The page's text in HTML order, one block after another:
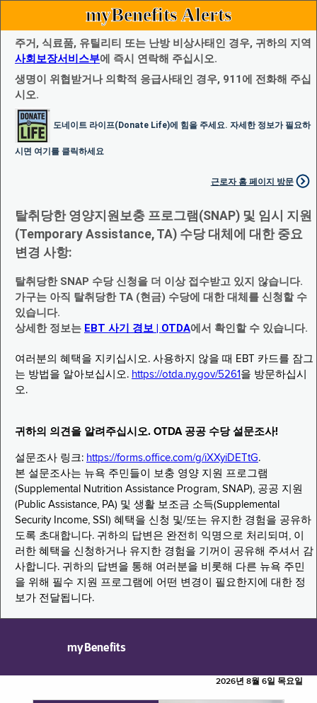
myBenefits Alerts
주거, 식료품, 유틸리티 또는 난방 비상사태인 경우, 귀하의 지역
사회보장서비스부에 즉시 연락해 주십시오.
생명이 위협받거나 의학적 응급사태인 경우, 911에 전화해 주십
시오.
도네이트 라이프(Donate Life)에 힘을 주세요. 자세한 정보가 필요하
시면 여기를 클릭하세요
근로자 홈 페이지 방문
탈취당한 영양지원보충 프로그램(SNAP) 및 임시 지원
(Temporary Assistance, TA) 수당 대체에 대한 중요
변경 사항:
탈취당한 SNAP 수당 신청을 더 이상 접수받고 있지 않습니다.
가구는 아직 탈취당한 TA (현금) 수당에 대한 대체를 신청할 수
있습니다.
상세한 정보는 EBT 사기 경보 | OTDA에서 확인할 수 있습니다.
여러분의 혜택을 지키십시오. 사용하지 않을 때 EBT 카드를 잠그
는 방법을 알아보십시오. https://otda.ny.gov/5261 을 방문하십시
오.
귀하의 의견을 알려주십시오. OTDA 공공 수당 설문조사!
설문조사 링크: https://forms.office.com/g/iXXyiDETtG.
본 설문조사는 뉴욕 주민들이 보충 영양 지원 프로그램
(Supplemental Nutrition Assistance Program, SNAP), 공공 지원
(Public Assistance, PA) 및 생활 보조금 소득(Supplemental
Security Income, SSI) 혜택을 신청 및/또는 유지한 경험을 공유하
도록 초대합니다. 귀하의 답변은 완전히 익명으로 처리되며, 이
러한 혜택을 신청하거나 유지한 경험을 기꺼이 공유해 주셔서 감
사합니다. 귀하의 답변을 통해 여러분을 비롯해 다른 뉴욕 주민
을 위해 필수 지원 프로그램에 어떤 변경이 필요한지에 대한 정
보가 전달됩니다.
myBenefits
2026년 8월 6일 목요일